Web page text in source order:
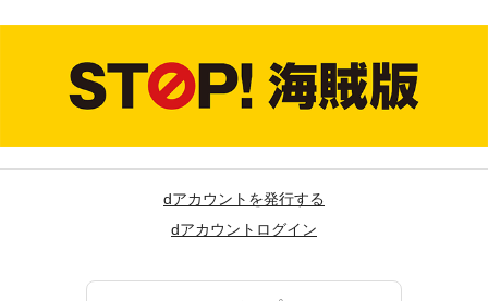
dアカウントを発行する
dアカウントログイン